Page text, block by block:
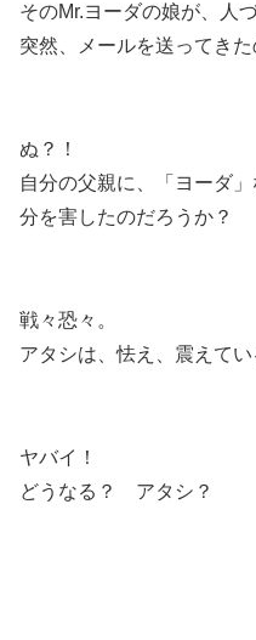
そのMr.ヨーダの娘が、人
突然、メールを送ってきた
ぬ？！
自分の父親に、「ヨーダ
分を害したのだろうか？
戦々恐々。
アタシは、怯え、震えてい
ヤバイ！
どうなる？ アタシ？